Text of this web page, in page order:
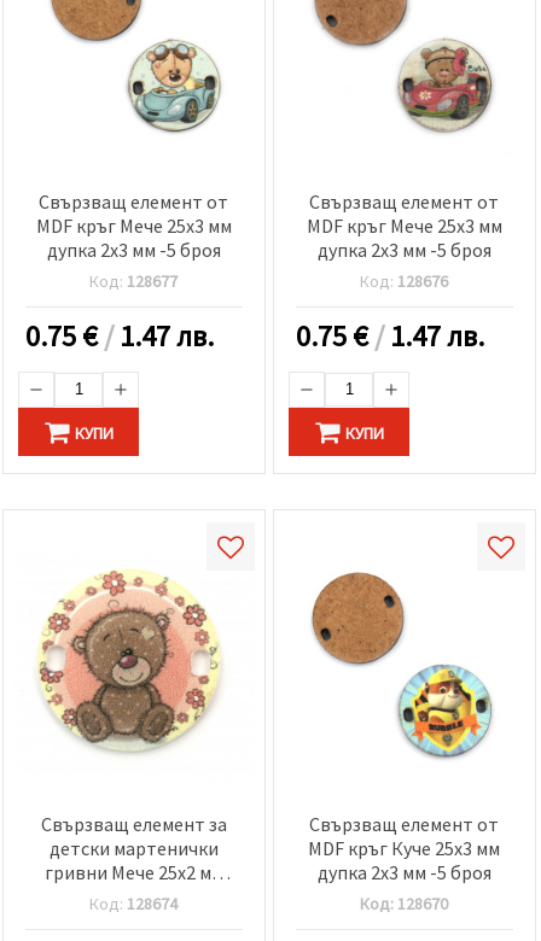
Свързващ елемент от
MDF кръг Мече 25x3 мм
дупка 2x3 мм -5 броя
Код: 128677
0.75€/1.47 лв.
КУПИ
Свързващ елемент от
MDF кръг Мече 25x3 мм
дупка 2x3 мм -5 броя
Код: 128676
0.75€/1.47 лв.
КУПИ
Свързващ елемент за
детски мартенички
гривни Мече 25x2 мм
дупка 2x3 мм -5 броя
Код: 128674
Свързващ елемент от
MDF кръг Куче 25x3 мм
дупка 2x3 мм -5 броя
Код: 128670